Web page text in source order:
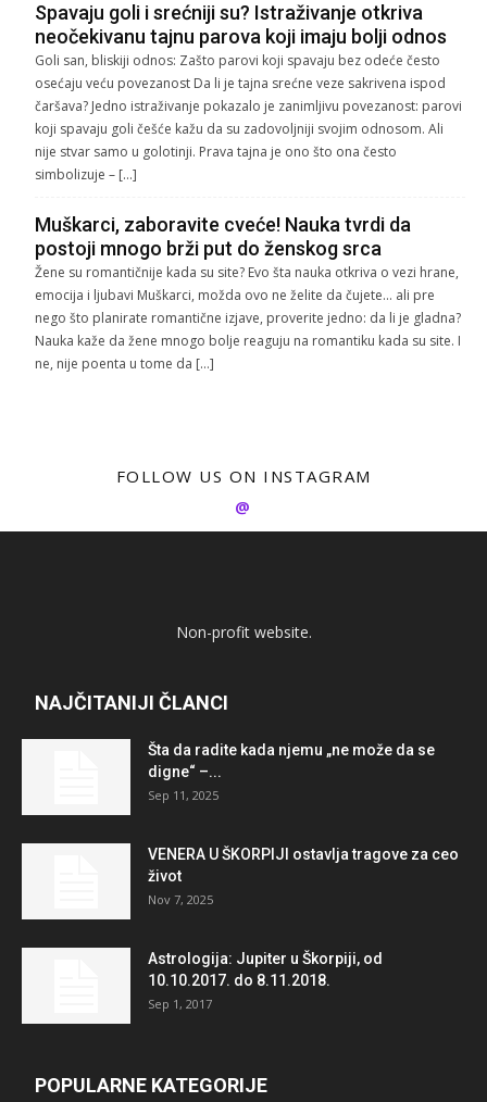
Spavaju goli i srećniji su? Istraživanje otkriva
neočekivanu tajnu parova koji imaju bolji odnos
Goli san, bliskiji odnos: Zašto parovi koji spavaju bez odeće često
osećaju veću povezanost Da li je tajna srećne veze sakrivena ispod
čaršava? Jedno istraživanje pokazalo je zanimljivu povezanost: parovi
koji spavaju goli češće kažu da su zadovoljniji svojim odnosom. Ali
nije stvar samo u golotinji. Prava tajna je ono što ona često
simbolizuje – […]
Muškarci, zaboravite cveće! Nauka tvrdi da
postoji mnogo brži put do ženskog srca
Žene su romantičnije kada su site? Evo šta nauka otkriva o vezi hrane,
emocija i ljubavi Muškarci, možda ovo ne želite da čujete… ali pre
nego što planirate romantične izjave, proverite jedno: da li je gladna?
Nauka kaže da žene mnogo bolje reaguju na romantiku kada su site. I
ne, nije poenta u tome da […]
FOLLOW US ON INSTAGRAM
@
Non-profit website.
NAJČITANIJI ČLANCI
Šta da radite kada njemu „ne može da se
digne“ –...
Sep 11, 2025
VENERA U ŠKORPIJI ostavlja tragove za ceo
život
Nov 7, 2025
Astrologija: Jupiter u Škorpiji, od
10.10.2017. do 8.11.2018.
Sep 1, 2017
POPULARNE KATEGORIJE